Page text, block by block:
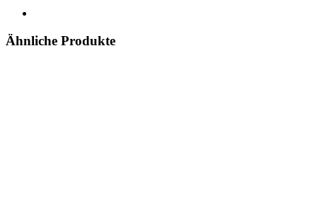
Ähnliche Produkte